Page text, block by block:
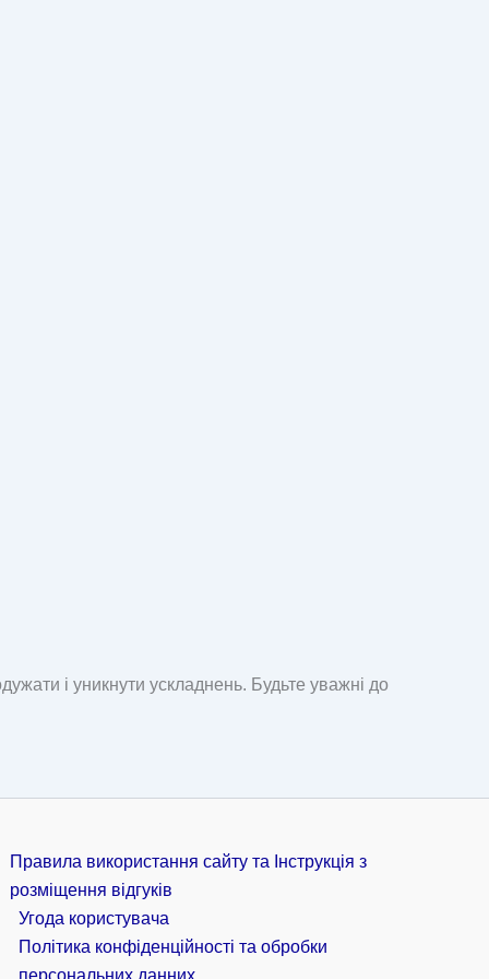
і уникнути ускладнень. Будьте уважні до
Правила використання сайту та Інструкція з
розміщення відгуків
Угода користувача
Політика конфіденційності та обробки
персональних данних